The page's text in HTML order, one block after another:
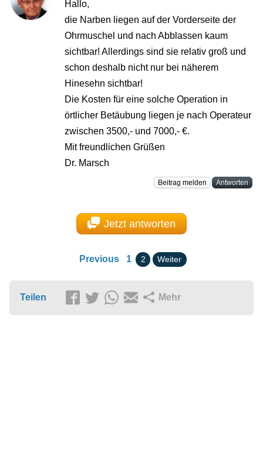
Hallo,
die Narben liegen auf der Vorderseite der
Ohrmuschel und nach Abblassen kaum
sichtbar! Allerdings sind sie relativ groß und
schon deshalb nicht nur bei näherem
Hinesehn sichtbar!
Die Kosten für eine solche Operation in
örtlicher Betäubung liegen je nach Operateur
zwischen 3500,- und 7000,- €.
Mit freundlichen Grüßen
Dr. Marsch
Beitrag melden Antworten
Jetzt antworten
Previous 1 2 Weiter
Teilen Mehr